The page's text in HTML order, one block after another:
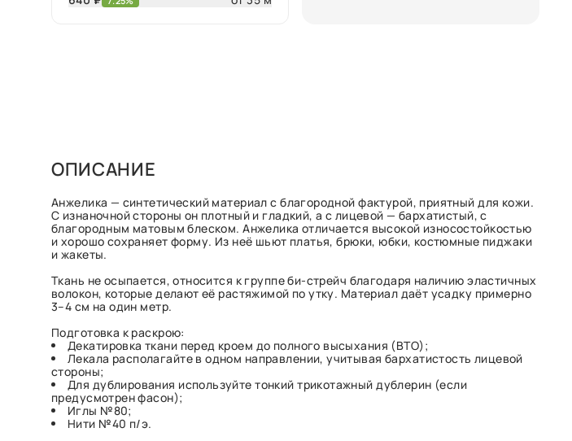
ОПИСАНИЕ
Анжелика — синтетический материал с благородной фактурой, приятный для кожи.
С изнаночной стороны он плотный и гладкий, а с лицевой — бархатистый, с
благородным матовым блеском. Анжелика отличается высокой износостойкостью
и хорошо сохраняет форму. Из неё шьют платья, брюки, юбки, костюмные пиджаки
и жакеты.
Ткань не осыпается, относится к группе би-стрейч благодаря наличию эластичных
волокон, которые делают её растяжимой по утку. Материал даёт усадку примерно
3–4 см на один метр.
Подготовка к раскрою:
Декатировка ткани перед кроем до полного высыхания (ВТО);
Лекала располагайте в одном направлении, учитывая бархатистость лицевой
стороны;
Для дублирования используйте тонкий трикотажный дублерин (если
предусмотрен фасон);
Иглы №80;
Нити №40 п/э.